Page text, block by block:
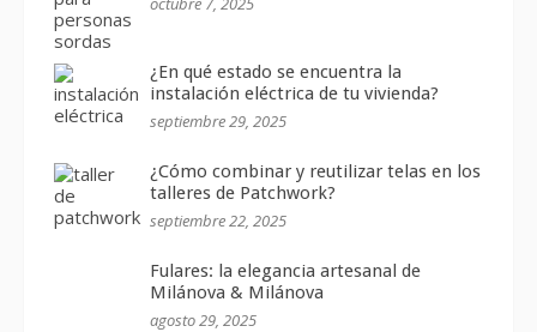
¿En qué estado se encuentra la
instalación eléctrica de tu vivienda?
septiembre 29, 2025
¿Cómo combinar y reutilizar telas en los
talleres de Patchwork?
septiembre 22, 2025
Fulares: la elegancia artesanal de
Milánova & Milánova
agosto 29, 2025